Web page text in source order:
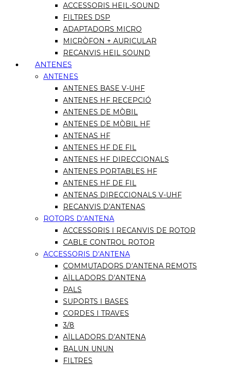
ACCESSORIS HEIL-SOUND
FILTRES DSP
ADAPTADORS MICRO
MICRÒFON + AURICULAR
RECANVIS HEIL SOUND
ANTENES
ANTENES
ANTENES BASE V-UHF
ANTENES HF RECEPCIÓ
ANTENES DE MÒBIL
ANTENES DE MÒBIL HF
ANTENAS HF
ANTENES HF DE FIL
ANTENES HF DIRECCIONALS
ANTENES PORTABLES HF
ANTENES HF DE FIL
ANTENAS DIRECCIONALS V-UHF
RECANVIS D’ANTENAS
ROTORS D’ANTENA
ACCESSORIS I RECANVIS DE ROTOR
CABLE CONTROL ROTOR
ACCESSORIS D’ANTENA
COMMUTADORS D’ANTENA REMOTS
AÏLLADORS D’ANTENA
PALS
SUPORTS I BASES
CORDES I TRAVES
3/8
AÏLLADORS D’ANTENA
BALUN UNUN
FILTRES